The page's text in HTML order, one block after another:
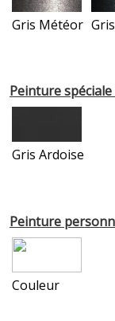
Gris Météor
Peinture
Gris Ardoise
Peinture
Couleur